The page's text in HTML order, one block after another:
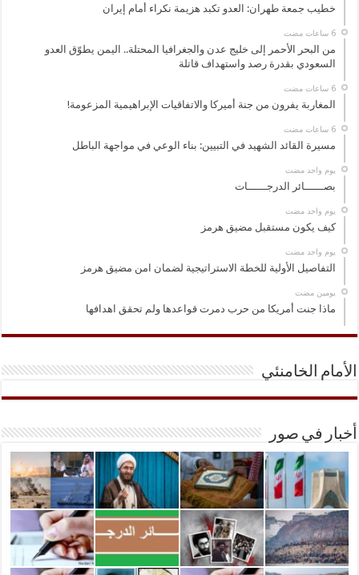
خطيب جمعة طهران: العدو تكبد هزيمة نكراء أمام إيران
‏6 ساعات مضت
من البحر الأحمر إلى خليج عدن والجغرافيا المحتلة.. اليمن يطوّق العدو
السعودي بقدرة رصد واستهداف قاتلة
‏6 ساعات مضت
المغاربة يفرون من جنة أميركا والاتفاقيات الإبراهيمية المزعومة!
‏6 ساعات مضت
مسيرة القائد الشهيد في التبيين: بناء الوعي في مواجهة الباطل
‏يوم واحد مضت
بصــــــائر الدرجــــــات
‏يوم واحد مضت
كيف يكون مستقبل مضيق هرمز
‏يوم واحد مضت
التفاصيل الأولية للخطة الاستراتيجية لضمان امن مضيق هرمز
‏يومين مضت
ماذا جنت أمريكا من حرب دمرت قواعدها ولم تحقق اهدافها
الأمام الخامنئي
أخبار في صور